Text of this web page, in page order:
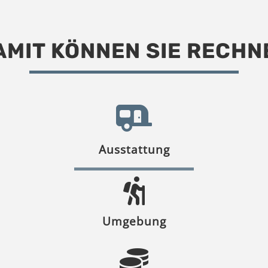
KÖNNEN SIE
Ausstattung
Umgebung